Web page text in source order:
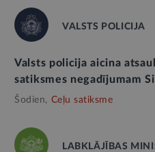
VALSTS POLICIJA
Valsts policija aicina
satiksmes negadījumam
Šodien, Ceļu satiksme
LABKLĀJĪBAS